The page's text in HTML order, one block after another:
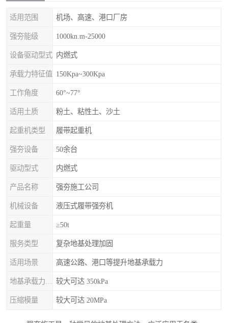
适用范围 机场、高速、港口厂房
强夯能级 1000kn.m-25000
设备驱动型式 内燃式
承载力特征值 150Kpa~300Kpa
工作角度 60°~77°
适用土质 粉土、粘性土、沙土
起重机类型 履带起重机
强夯设备 50余台
驱动型式 内燃式
产品名称 强夯施工公司
机械设备 液压式履带强夯机
起重量 ≥50t
服务类型 复杂地基处理加固
适用场景 高速公路、港口等提升地基承载力
较大可达 350kPa
压缩模量 较大可达 20MPa